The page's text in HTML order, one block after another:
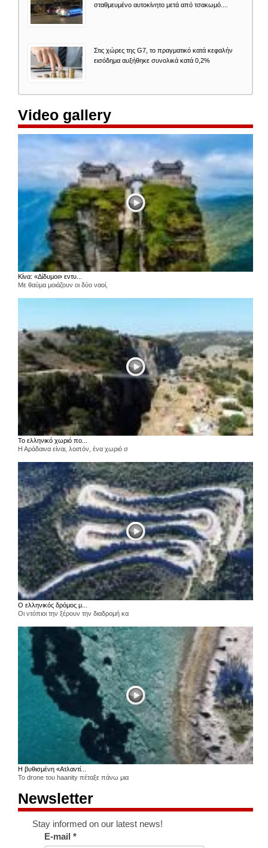
σταθμευμένο αυτοκίνητο μετά από τσακωμό....
Στις χώρες της G7, το πραγματικό κατά κεφαλήν
εισόδημα αυξήθηκε συνολικά κατά 0,2%
Video gallery
Κίνα: «Δίδυμοι» εντυ...
Με θαύμα μοιάζουν οι δύο ναοί,
Το ελληνικό χωριό πο...
Η Αράδαινα είναι, λοιπόν, ένα χωριό σ
Ο ελληνικός δρόμος μ...
Οι ντόπιοι την ξέρουν την διαδρομή κα
Η βυθισμένη «Ατλαντί...
Το drone του haanity πέταξε πάνω μια
Newsletter
Stay informed on our latest news!
E-mail*